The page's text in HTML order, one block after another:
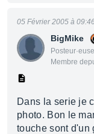
BigMike
Membre
05 Février 2005 à
Dans la serie je
photo. Bon le
touche sont d'un